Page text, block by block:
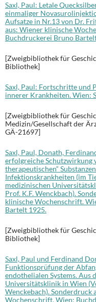
Saxl, Paul: Letale
einmaliger
Aufsatze in Nr.13 von Dr.
aus: Wiener klinische
Buchdruckerei Bruno
[Zweigbibliothek für
Bibliothek]
Saxl, Paul: Fortschritte und
innerer Krankheiten. Wien:
[Zweigbibliothek für
Medizin/Gesellschaft der
GÄ-21697]
Saxl, Paul, Donath,
erfolgreiche Schutzwirkung
therapeutischen“
Infektionskrankheiten (im
medizinischen
Prof. K.F. Wenckbach).
klinische Wochenschrift.
Bartelt 1925.
[Zweigbibliothek für
Bibliothek]
Saxl, Paul und Ferdinand
Funktionsprüfung der
endothelialen Systems. Aus
Universitätsklinik in Wien
Wenckebach). Sonderdruck
Wochenschrift. Wien: